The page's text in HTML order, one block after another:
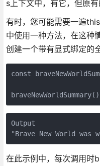
s上下文中，有它，但原有
有时，您可能需要一遍
中使用一种方法，在这种
创建一个带有显式绑定的
const
braveNewWorldSummary()
Output
"Brave New World
在此示例中，每次调用